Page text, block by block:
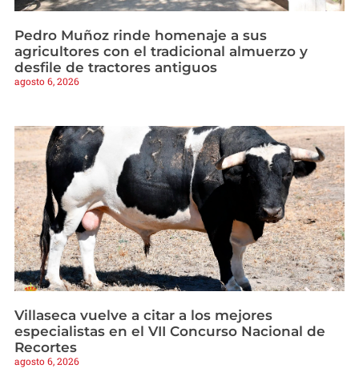
Pedro Muñoz rinde homenaje a sus
agricultores con el tradicional almuerzo y
desfile de tractores antiguos
agosto 6, 2026
Villaseca vuelve a citar a los mejores
especialistas en el VII Concurso Nacional de
Recortes
agosto 6, 2026